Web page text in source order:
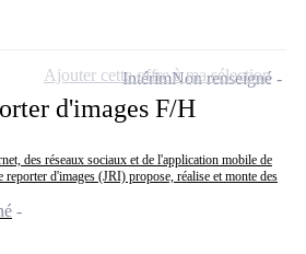
d'images F/H
des réseaux sociaux et de l'application mobile de
d'images (JRI) propose, réalise et monte des
IntérimNon renseigné
Ajouter cette offre à ma sélection